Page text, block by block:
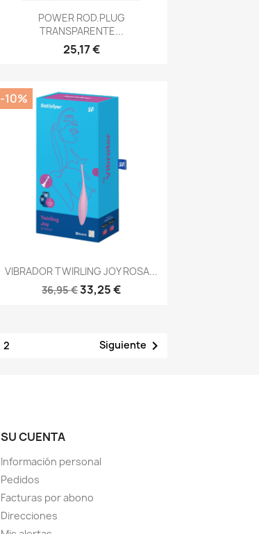
Vista rápida
POWER ROD.PLUG
TRANSPARENTE...
25,17 €
Vista rápida
VIBRADOR TWIRLING JOY ROSA...
36,95 €33,25 €
-10%
2 Siguiente 
SU CUENTA
Información personal
Pedidos
Facturas por abono
Direcciones